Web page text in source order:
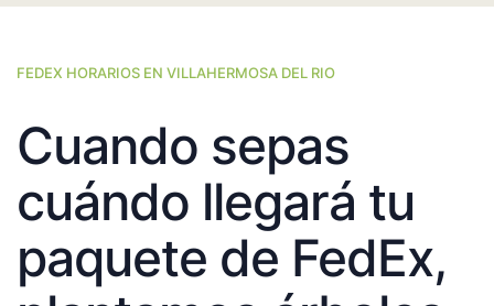
FEDEX HORARIOS EN VILLAHERMOSA DEL RIO
Cuando sepas
cuándo llegará tu
paquete de FedEx,